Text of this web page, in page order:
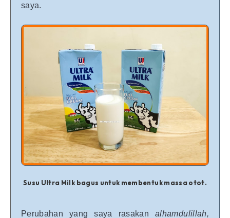
saya.
Susu Ultra Milk bagus untuk membentuk massa otot.
Perubahan yang saya rasakanalhamdulillah,